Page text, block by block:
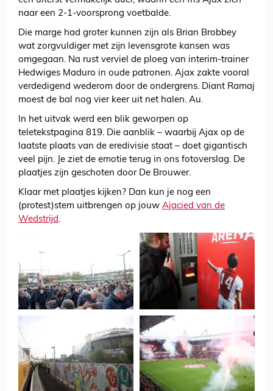
naar een 2-1-voorsprong voetbalde.
Die marge had groter kunnen zijn als Brian Brobbey
wat zorgvuldiger met zijn levensgrote kansen was
omgegaan. Na rust verviel de ploeg van interim-trainer
Hedwiges Maduro in oude patronen. Ajax zakte vooral
verdedigend wederom door de ondergrens. Diant Ramaj
moest de bal nog vier keer uit net halen. Au.
In het uitvak werd een blik geworpen op
teletekstpagina 819. Die aanblik – waarbij Ajax op de
laatste plaats van de eredivisie staat – doet gigantisch
veel pijn. Je ziet de emotie terug in ons fotoverslag. De
plaatjes zijn geschoten door De Brouwer.
Klaar met plaatjes kijken? Dan kun je nog een
(protest)stem uitbrengen op jouw Ajacied van de
Wedstrijd.